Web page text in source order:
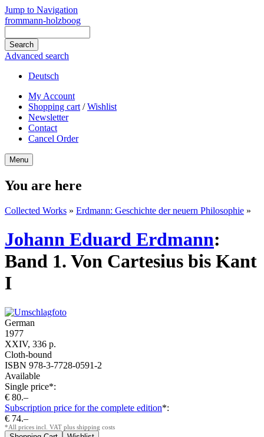
Jump to Navigation
frommann-holzboog
Advanced search
Deutsch
My Account
Shopping cart /Wishlist
Newsletter
Contact
Cancel Order
Menu
You are here
Collected Works » Erdmann: Geschichte der neuern Philosophie »
Johann Eduard Erdmann:
Band 1. Von Cartesius bis Kant
I
German
1977
XXIV, 336 p.
Cloth-bound
ISBN 978-3-7728-0591-2
Available
Single price*:
€ 80.–
Subscription price for the complete edition*:
€ 74.–
*All prices incl. VAT plus shipping costs